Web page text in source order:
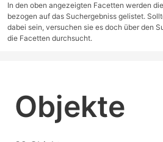
In den oben angezeigten Facetten werden
bezogen auf das Suchergebniss gelistet.
dabei sein, versuchen sie es doch über den
die Facetten durchsucht.
Objekte